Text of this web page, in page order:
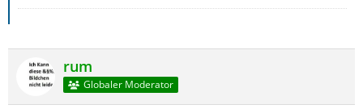
rum
Globaler Moderator